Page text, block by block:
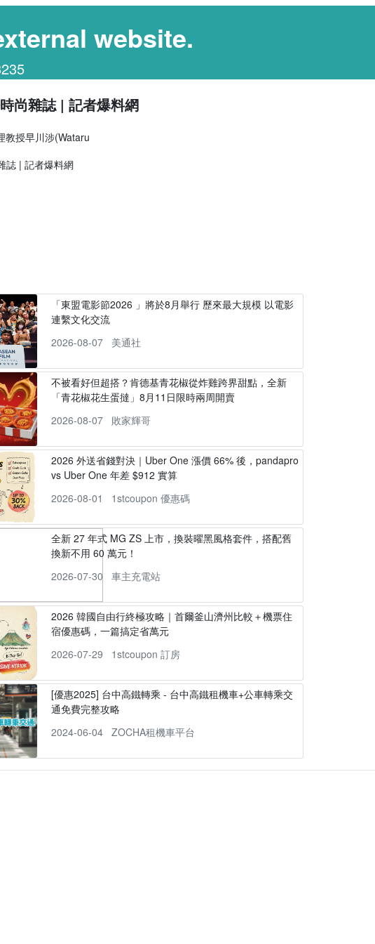
website.
尚雜誌 | 記者爆料網
教授早川涉(Wataru
「東盟電影節2026 」將於8月舉行 歷來最大規模 以電影
連繫文化交流
2026-08-07
美通社
不被看好但超搭？肯德基青花椒從炸雞跨界甜點，全新
「青花椒花生蛋撻」8月11日限時兩周開賣
2026-08-07
敗家輝哥
2026 外送省錢對決｜Uber One 漲價 66% 後，pandapro
vs Uber One 年差 $912 實算
2026-08-01
1stcoupon 優惠碼
全新 27 年式 MG ZS 上市，換裝曜黑風格套件，搭配舊
換新不用 60 萬元！
2026-07-30
車主充電站
2026 韓國自由行終極攻略｜首爾釜山濟州比較＋機票住
宿優惠碼，一篇搞定省萬元
2026-07-29
1stcoupon 訂房
[優惠2025] 台中高鐵轉乘 - 台中高鐵租機車+公車轉乘交
通免費完整攻略
2024-06-04
ZOCHA租機車平台